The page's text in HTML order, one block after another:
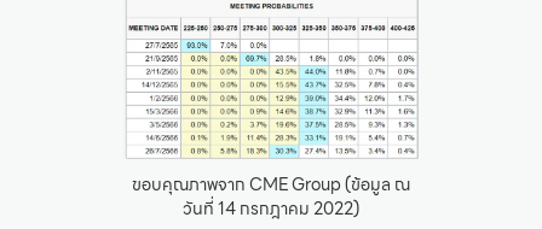
ขอบคุณภาพจาก CME Group (ข้อมูล ณ
วันที่ 14 กรกฎาคม 2022)